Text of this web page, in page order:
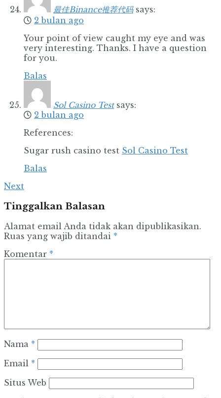
最佳Binance推荐代码 says:
2 bulan ago
Your point of view caught my eye and was
very interesting. Thanks. I have a question
for you.
Balas
Sol Casino Test says:
2 bulan ago
References:
Sugar rush casino test Sol Casino Test
Balas
Next
Tinggalkan Balasan
Alamat email Anda tidak akan dipublikasikan.
Ruas yang wajib ditandai *
Komentar *
Nama *
Email *
Situs Web